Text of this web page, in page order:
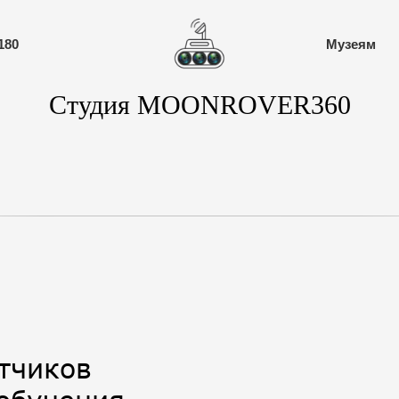
Музеям
Студия MOONROVER360